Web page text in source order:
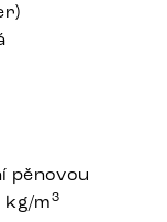
pěnovou
kg/m3